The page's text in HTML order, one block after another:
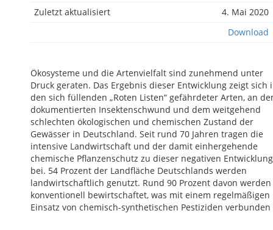
Zuletzt aktualisiert
4. Mai 2020
Download
Ökosysteme und die Artenvielfalt sind zunehmend unter
Druck geraten. Das Ergebnis dieser Entwicklung zeigt sich
den sich füllenden „Roten Listen“ gefährdeter Arten, an
dokumentierten Insektenschwund und dem weitgehend
schlechten ökologischen und chemischen Zustand der
Gewässer in Deutschland. Seit rund 70 Jahren tragen die
intensive Landwirtschaft und der damit einhergehende
chemische Pflanzenschutz zu dieser negativen Entwicklung
bei. 54 Prozent der Landfläche Deutschlands werden
landwirtschaftlich genutzt. Rund 90 Prozent davon werden
konventionell bewirtschaftet, was mit einem regelmäßigen
Einsatz von chemisch-synthetischen Pestiziden verbunden